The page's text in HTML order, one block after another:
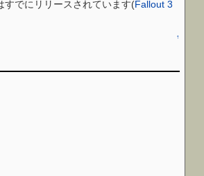
すでにリリースされています(Fallout 3
↑